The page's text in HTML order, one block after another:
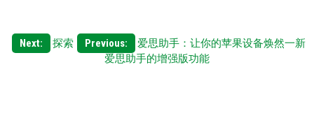
Post
Previous: 爱思助手：让你的苹果设备焕然一新
Next:
探索
爱思助手的增强版功能